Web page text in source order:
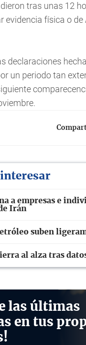
tras unas 12
evidencia física o
declaraciones
un periodo tan
interesar
a empresas e
Irán
suben
al alza tras
las últimas
en tus